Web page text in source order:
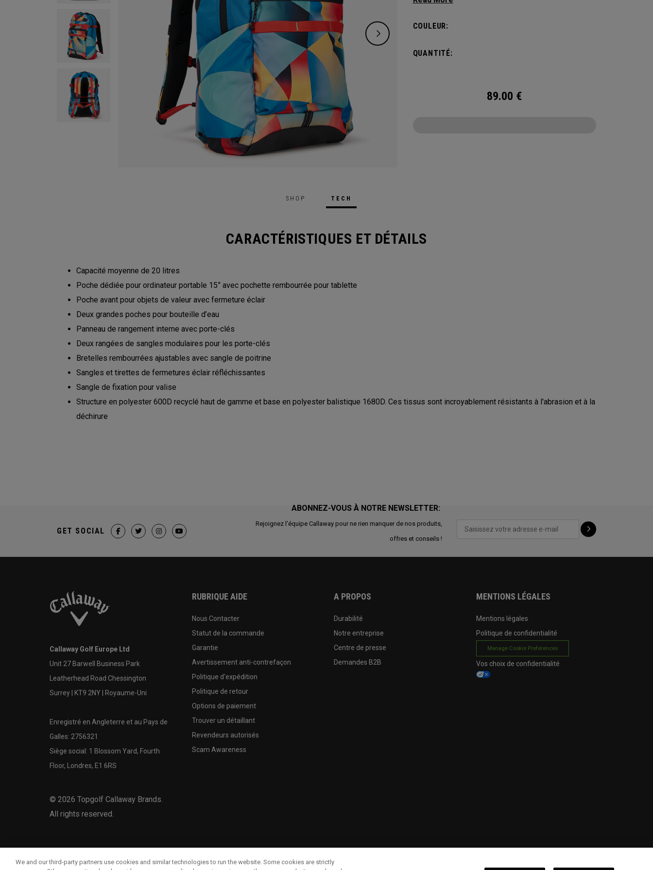
suffisamment compact pour ne pas vous alourdir.
grands objets, le sac à dos Alpha est prêt à affronter
COULEUR:
QUANTITÉ:
89.00 €
SHOP TECH
CARACTÉRISTIQUES ET DÉTAILS
Capacité moyenne de 20 litres
Poche dédiée pour ordinateur portable 15” avec pochette rembourrée pour tablette
Poche avant pour objets de valeur avec fermeture éclair
Deux grandes poches pour bouteille d’eau
Panneau de rangement interne avec porte-clés
Deux rangées de sangles modulaires pour les porte-clés
Bretelles rembourrées ajustables avec sangle de poitrine
Sangles et tirettes de fermetures éclair réfléchissantes
Sangle de fixation pour valise
Structure en polyester 600D recyclé haut de gamme et base en polyester balistique 1680D. Ces tissus sont incroyablement résistants à l'abrasion et à la
déchirure
ABONNEZ-VOUS À NOTRE NEWSLETTER:
Rejoignez l'équipe Callaway pour ne rien manquer de nos produits,
offres et conseils !
GET SOCIAL
Callaway Golf Europe Ltd
Unit 27 Barwell Business Park
Leatherhead Road Chessington
Surrey | KT9 2NY | Royaume-Uni
Enregistré en Angleterre et au Pays de
Galles: 2756321
Siège social: 1 Blossom Yard, Fourth
Floor, Londres, E1 6RS
© 2026 Topgolf Callaway Brands.
All rights reserved.
RUBRIQUE AIDE
Nous Contacter
Statut de la commande
Garantie
Avertissement anti-contrefaçon
Politique d'expédition
Politique de retour
Options de paiement
Trouver un détaillant
Revendeurs autorisés
Scam Awareness
A PROPOS
Durabilité
Notre entreprise
Centre de presse
Demandes B2B
MENTIONS LÉGALES
Mentions légales
Politique de confidentialité
Manage Cookie Preferences
Vos choix de confidentialité
We and our third-party partners use cookies and similar technologies to run the website. Some cookies are strictly